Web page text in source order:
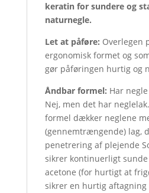
keratin for sundere og
naturnegle.
Let at påføre: Overlegen
ergonomisk formet og
gør påføringen hurtig og
Åndbar formel: Har
Nej, men det har
formel dækker neglene
(gennemtrængende) lag,
penetrering af plejende
sikrer kontinuerligt
acetone (for hurtigt at
sikrer en hurtig